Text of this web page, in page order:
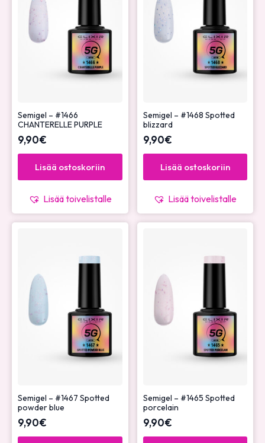
Semigel – #1466
CHANTERELLE PURPLE
9,90€
Lisää ostoskoriin
Lisää toivelistalle
Semigel – #1468 Spotted
blizzard
9,90€
Lisää ostoskoriin
Lisää toivelistalle
Semigel – #1467 Spotted
powder blue
9,90€
Semigel – #1465 Spotted
porcelain
9,90€